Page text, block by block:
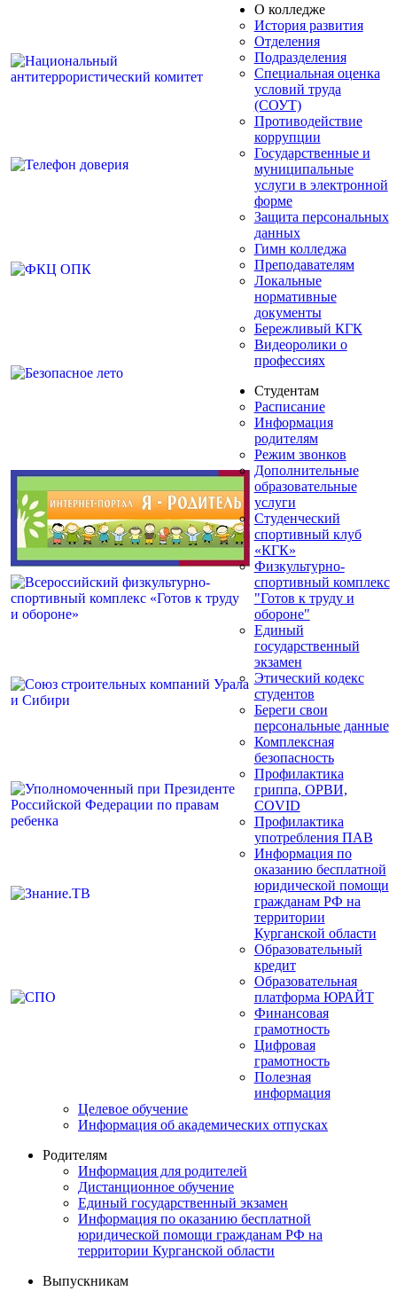
О колледже
История развития
Отделения
Подразделения
Специальная оценка
условий труда
(СОУТ)
Противодействие
коррупции
Государственные и
муниципальные
услуги в электронной
форме
Защита персональных
данных
Гимн колледжа
Преподавателям
Локальные
нормативные
документы
Бережливый КГК
Видеоролики о
профессиях
Студентам
Расписание
Информация
родителям
Режим звонков
Дополнительные
образовательные
услуги
Студенческий
спортивный клуб
«КГК»
Физкультурно-
спортивный комплекс
"Готов к труду и
обороне"
Единый
государственный
экзамен
Этический кодекс
студентов
Береги свои
персональные данные
Комплексная
безопасность
Профилактика
гриппа, ОРВИ,
COVID
Профилактика
употребления ПАВ
Информация по
оказанию бесплатной
юридической помощи
гражданам РФ на
территории
Курганской области
Образовательный
кредит
Образовательная
платформа ЮРАЙТ
Финансовая
грамотность
Цифровая
грамотность
Полезная
информация
Целевое обучение
Информация об академических отпусках
Родителям
Информация для родителей
Дистанционное обучение
Единый государственный экзамен
Информация по оказанию бесплатной
юридической помощи гражданам РФ на
территории Курганской области
Выпускникам